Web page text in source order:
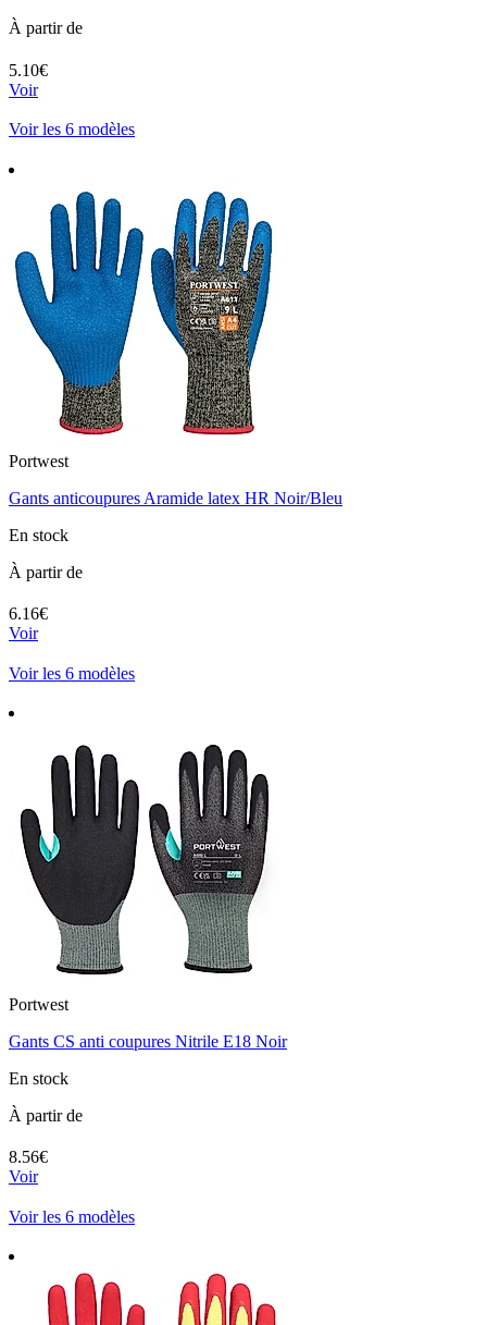
À partir de
5.10€
Voir
Voir les 6 modèles
Portwest
Gants anticoupures Aramide latex HR Noir/Bleu
En stock
À partir de
6.16€
Voir
Voir les 6 modèles
Portwest
Gants CS anti coupures Nitrile E18 Noir
En stock
À partir de
8.56€
Voir
Voir les 6 modèles